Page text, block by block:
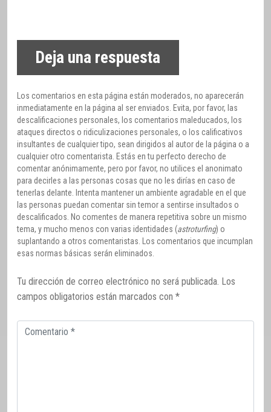
Deja una respuesta
Los comentarios en esta página están moderados, no aparecerán
inmediatamente en la página al ser enviados. Evita, por favor, las
descalificaciones personales, los comentarios maleducados, los
ataques directos o ridiculizaciones personales, o los calificativos
insultantes de cualquier tipo, sean dirigidos al autor de la página o a
cualquier otro comentarista. Estás en tu perfecto derecho de
comentar anónimamente, pero por favor, no utilices el anonimato
para decirles a las personas cosas que no les dirías en caso de
tenerlas delante. Intenta mantener un ambiente agradable en el que
las personas puedan comentar sin temor a sentirse insultados o
descalificados. No comentes de manera repetitiva sobre un mismo
tema, y mucho menos con varias identidades (astroturfing) o
suplantando a otros comentaristas. Los comentarios que incumplan
esas normas básicas serán eliminados.
Tu dirección de correo electrónico no será publicada. Los
campos obligatorios están marcados con *
Comentario